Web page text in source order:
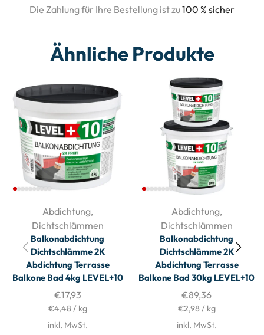
Die Zahlung für Ihre Bestellung ist zu100 % sicher
Ähnliche Produkte
Abdichtung,
Dichtschlämmen
Balkonabdichtung
Dichtschlämme 2K
Abdichtung Terrasse
Balkone Bad 4kg LEVEL+10
€17,93
€4,48/ kg
inkl. MwSt.
Abdichtung,
Dichtschlämmen
Balkonabdichtung
Dichtschlämme 2K
Abdichtung Terrasse
Balkone Bad 30kg LEVEL+10
€89,36
€2,98/ kg
inkl. MwSt.